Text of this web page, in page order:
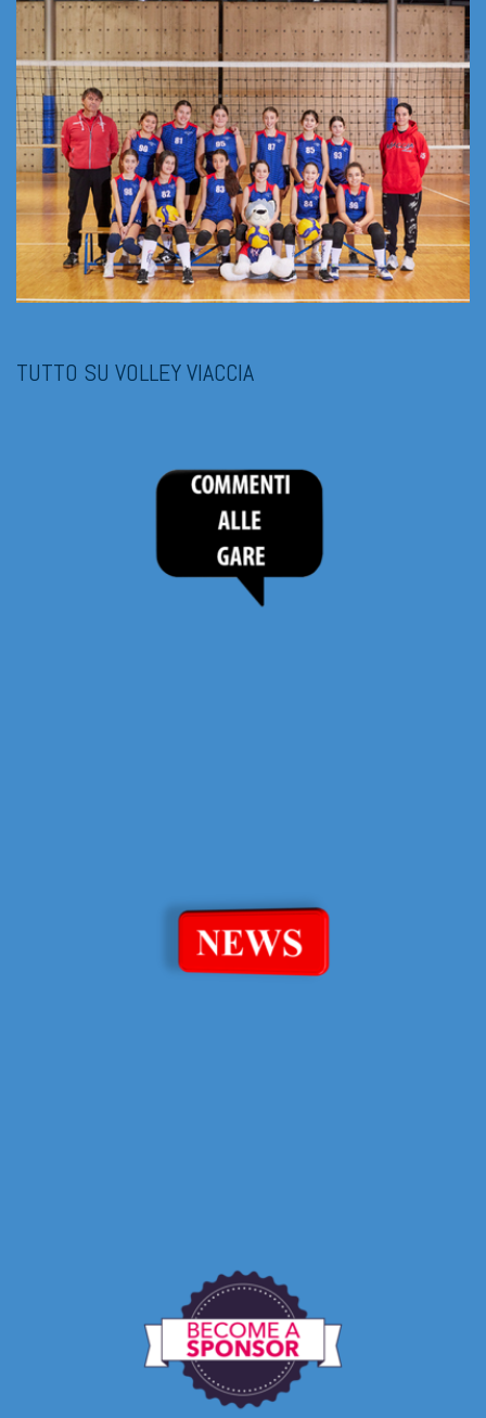
UNDER 12 2025/26
TUTTO SU VOLLEY VIACCIA